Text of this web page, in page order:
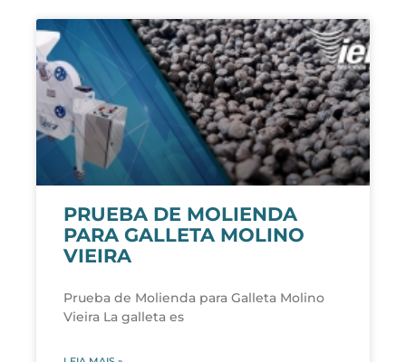
PRUEBA DE MOLIENDA
PARA GALLETA MOLINO
VIEIRA
Prueba de Molienda para Galleta Molino
Vieira La galleta es